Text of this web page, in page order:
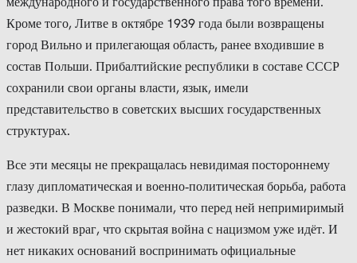
Кроме того, Литве в октябре 1939 года были возвращены
город Вильно и прилегающая область, ранее входившие в
состав Польши. Прибалтийские республики в составе СССР
сохранили свои органы власти, язык, имели
представительство в советских высших государственных
структурах.
Все эти месяцы не прекращалась невидимая постороннему
глазу дипломатическая и военно‑политическая борьба, работа
разведки. В Москве понимали, что перед ней непримиримый
и жестокий враг, что скрытая война с нацизмом уже идёт. И
нет никаких оснований воспринимать официальные